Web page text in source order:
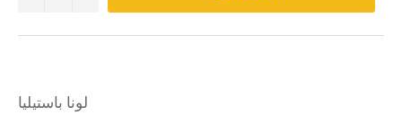
لونا باستيليا